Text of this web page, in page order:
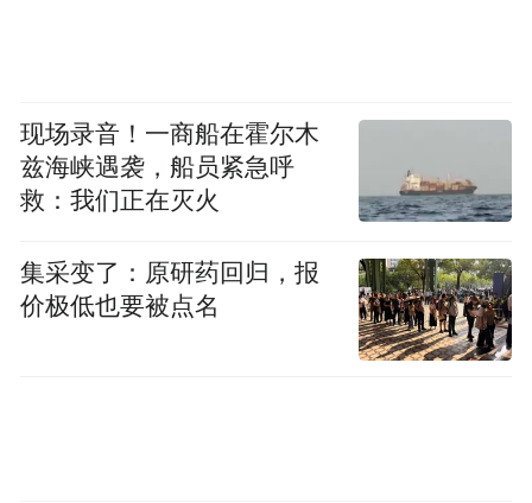
现场录音！一商船在霍尔木
兹海峡遇袭，船员紧急呼
救：我们正在灭火
集采变了：原研药回归，报
价极低也要被点名